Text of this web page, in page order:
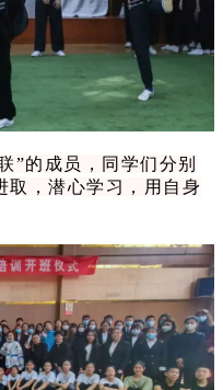
”的成员，同学们分别
取，潜心学习，用自身